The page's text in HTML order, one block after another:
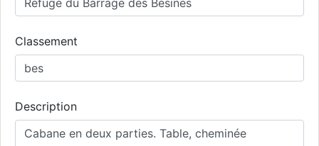
Classement
Description